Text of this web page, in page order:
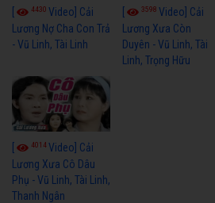
4430 Video] Cải
Lương Nợ Cha Con Trả
- Vũ Linh, Tài Linh
3598Video] Cải
Lương Xưa Còn
Duyên - Vũ Linh, Tài
Linh, Trọng Hữu
[ 4014Video] Cải
Lương Xưa Cô Dâu
Phụ - Vũ Linh, Tài Linh,
Thanh Ngân